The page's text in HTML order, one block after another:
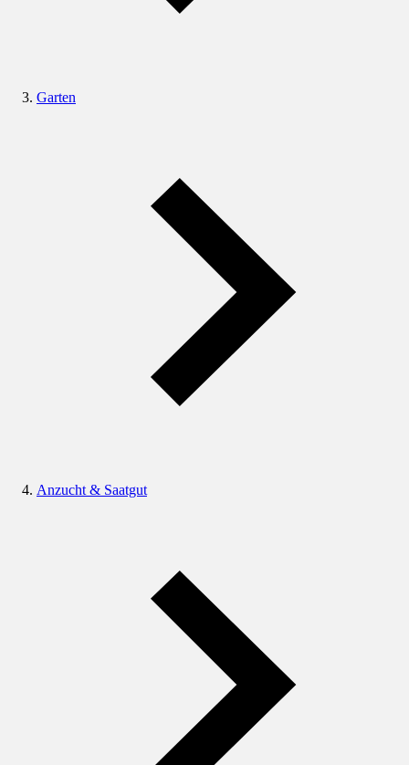
Garten
Anzucht & Saatgut